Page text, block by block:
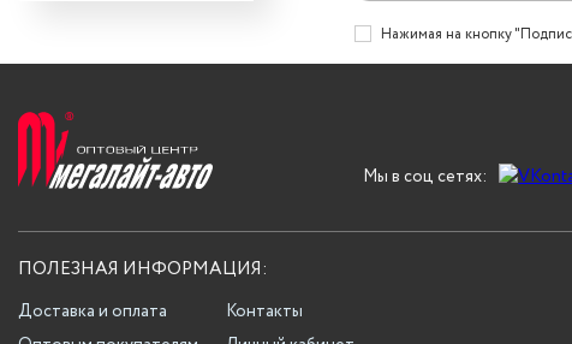
Нажимая на кнопку
Мы в соц сетях:
ПОЛЕЗНАЯ ИНФОРМАЦИЯ:
Доставка и оплата
Контакты